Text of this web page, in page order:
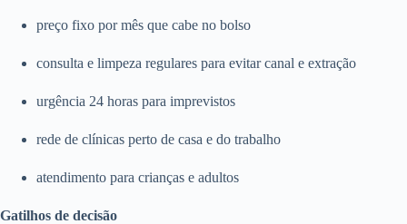
preço fixo por mês que cabe no bolso
consulta e limpeza regulares para evitar canal e extração
urgência 24 horas para imprevistos
rede de clínicas perto de casa e do trabalho
atendimento para crianças e adultos
Gatilhos de decisão